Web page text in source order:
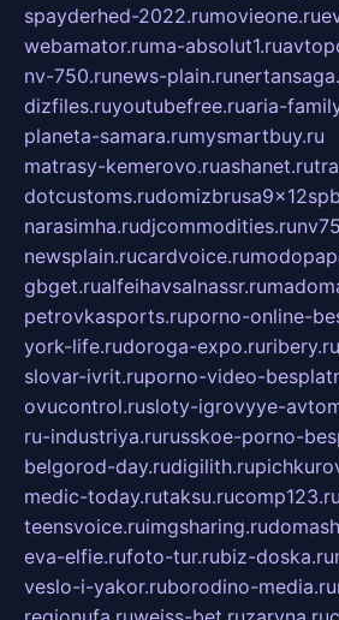
spayderhed-2022.rumovieone.ru
webamator.ruma-absolut1.ru
nv-750.runews-plain.ru
dizfiles.ruyoutubefree.ruaria-
planeta-samara.rumysmartbuy.ru
matrasy-kemerovo.ruashanet.ru
dotcustoms.ru
narasimha.rudjcommodities.ru
newsplain.rucardvoice.ru
gbget.rualfeihavsalnassr.ru
petrovkasports.ruporno-online-
york-life.rudoroga-expo.ruribery.ru
slovar-ivrit.ruporno-video-
ovucontrol.rusloty-igrovyye-
ru-industriya.rurusskoe-porno-
belgorod-day.rudigilith.ru
medic-today.rutaksu.rucomp123.ru
teensvoice.ruimgsharing.ru
eva-elfie.rufoto-tur.rubiz-doska.ru
veslo-i-yakor.ruborodino-media.ru